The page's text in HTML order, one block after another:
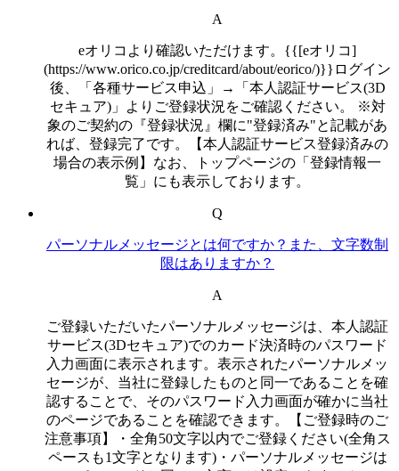
A
eオリコより確認いただけます。{{[eオリコ]
(https://www.orico.co.jp/creditcard/about/eorico/)}}ログイン
後、「各種サービス申込」→「本人認証サービス(3D
セキュア)」よりご登録状況をご確認ください。 ※対
象のご契約の『登録状況』欄に"登録済み"と記載があ
れば、登録完了です。【本人認証サービス登録済みの
場合の表示例】なお、トップページの「登録情報一
覧」にも表示しております。
Q
パーソナルメッセージとは何ですか？また、文字数制
限はありますか？
A
ご登録いただいたパーソナルメッセージは、本人認証
サービス(3Dセキュア)でのカード決済時のパスワード
入力画面に表示されます。表示されたパーソナルメッ
セージが、当社に登録したものと同一であることを確
認することで、そのパスワード入力画面が確かに当社
のページであることを確認できます。【ご登録時のご
注意事項】・全角50文字以内でご登録ください(全角ス
ペースも1文字となります)・パーソナルメッセージは